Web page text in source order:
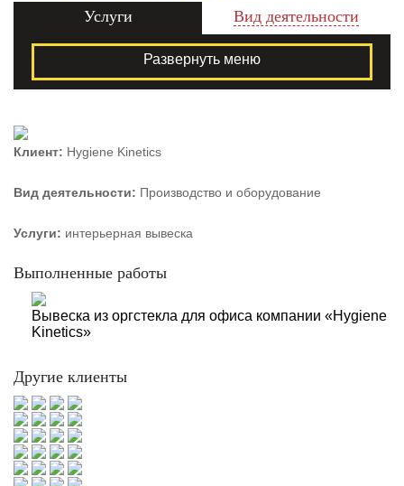
Услуги Вид деятельности
Развернуть меню
Клиент: Hygiene Kinetics
Вид деятельности: Производство и оборудование
Услуги: интерьерная вывеска
Выполненные работы
Вывеска из оргстекла для офиса компании «Hygiene
Kinetics»
Другие клиенты